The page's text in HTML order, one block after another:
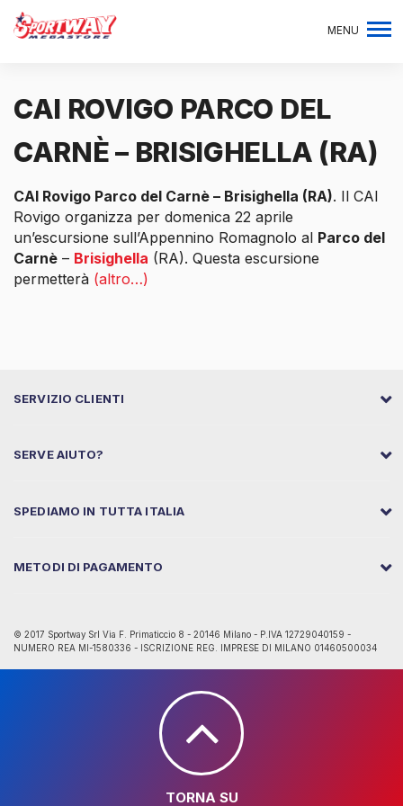
MENU
CAI ROVIGO PARCO DEL
CARNÈ – BRISIGHELLA (RA)
CAI Rovigo Parco del Carnè – Brisighella (RA). Il CAI
Rovigo organizza per domenica 22 aprile
un’escursione sull’Appennino Romagnolo al Parco del
Carnè – Brisighella (RA). Questa escursione
permetterà (altro…)
SERVIZIO CLIENTI
SERVE AIUTO?
SPEDIAMO IN TUTTA ITALIA
METODI DI PAGAMENTO
© 2017 Sportway Srl Via F. Primaticcio 8 - 20146 Milano - P.IVA 12729040159 -
NUMERO REA MI-1580336 - ISCRIZIONE REG. IMPRESE DI MILANO 01460500034
TORNA SU